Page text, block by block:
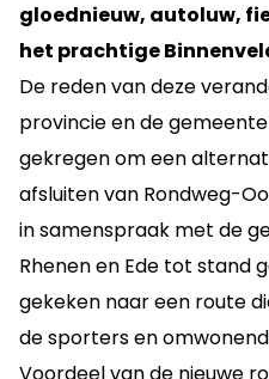
gloednieuw, autoluw,
het prachtige
De reden van deze
provincie en de
gekregen om een
afsluiten van Rondweg-
in samenspraak met de
Rhenen en Ede tot stand
gekeken naar een route
de sporters en